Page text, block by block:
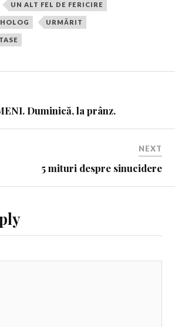
UN ALT FEL DE FERICIRE
URMĂRIT
Duminică, la prânz.
NEXT
5 mituri despre sinucidere